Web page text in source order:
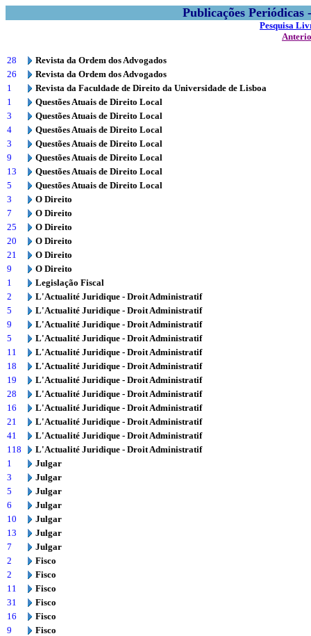
Publicações
Pesquisa
28
Revista da Ordem dos Advogados
26
Revista da Ordem dos Advogados
1
Revista da Faculdade de Direito da Universidade de Lisboa
1
Questões Atuais de Direito Local
3
Questões Atuais de Direito Local
4
Questões Atuais de Direito Local
3
Questões Atuais de Direito Local
9
Questões Atuais de Direito Local
13
Questões Atuais de Direito Local
5
Questões Atuais de Direito Local
3
O Direito
7
O Direito
25
O Direito
20
O Direito
21
O Direito
9
O Direito
1
Legislação Fiscal
2
L'Actualité Juridique - Droit Administratif
5
L'Actualité Juridique - Droit Administratif
9
L'Actualité Juridique - Droit Administratif
5
L'Actualité Juridique - Droit Administratif
11
L'Actualité Juridique - Droit Administratif
18
L'Actualité Juridique - Droit Administratif
19
L'Actualité Juridique - Droit Administratif
28
L'Actualité Juridique - Droit Administratif
16
L'Actualité Juridique - Droit Administratif
21
L'Actualité Juridique - Droit Administratif
41
L'Actualité Juridique - Droit Administratif
118
L'Actualité Juridique - Droit Administratif
1
Julgar
3
Julgar
5
Julgar
6
Julgar
10
Julgar
13
Julgar
7
Julgar
2
Fisco
2
Fisco
11
Fisco
31
Fisco
16
Fisco
9
Fisco